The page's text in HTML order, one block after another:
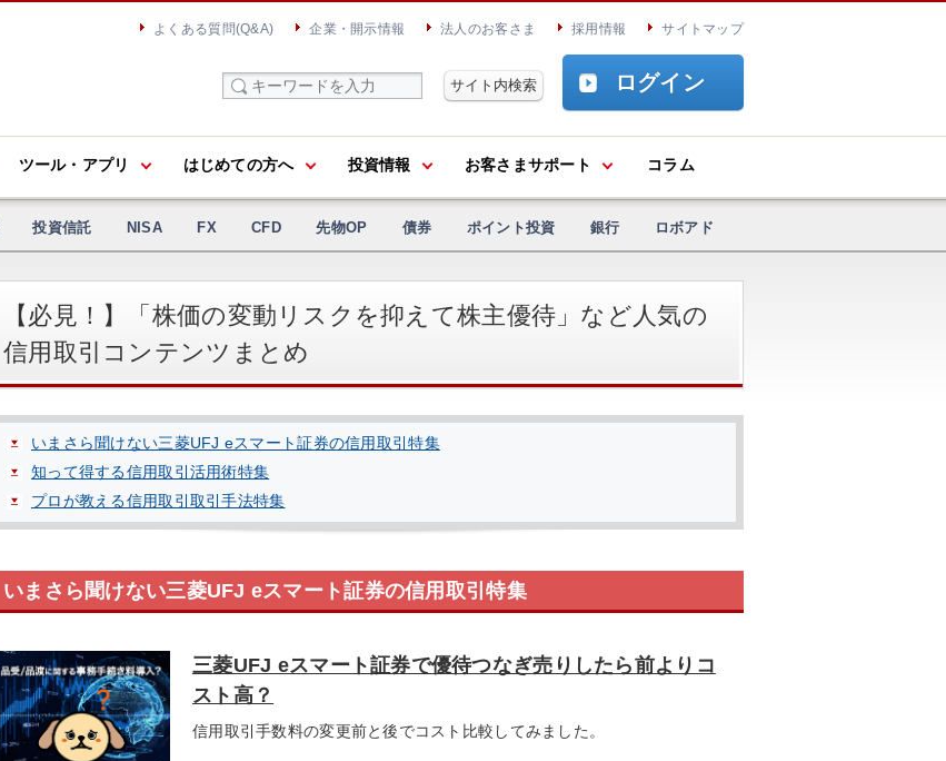
よくある質問(Q&A) 企業・開示情報 法人のお客さま 採用情報 サイトマップ
ログイン
ツール・アプリ はじめての方へ 投資情報 お客さまサポート コラム
投資信託 NISA FX CFD 先物OP 債券 ポイント投資 銀行 ロボアド
【必見！】「株価の変動リスクを抑えて株主優待」など人気の
信用取引コンテンツまとめ
いまさら聞けない三菱UFJ eスマート証券の信用取引特集
知って得する信用取引活用術特集
プロが教える信用取引取引手法特集
いまさら聞けない三菱UFJ eスマート証券の信用取引特集
三菱UFJ eスマート証券で優待つなぎ売りしたら前よりコ
スト高？
信用取引手数料の変更前と後でコスト比較してみました。